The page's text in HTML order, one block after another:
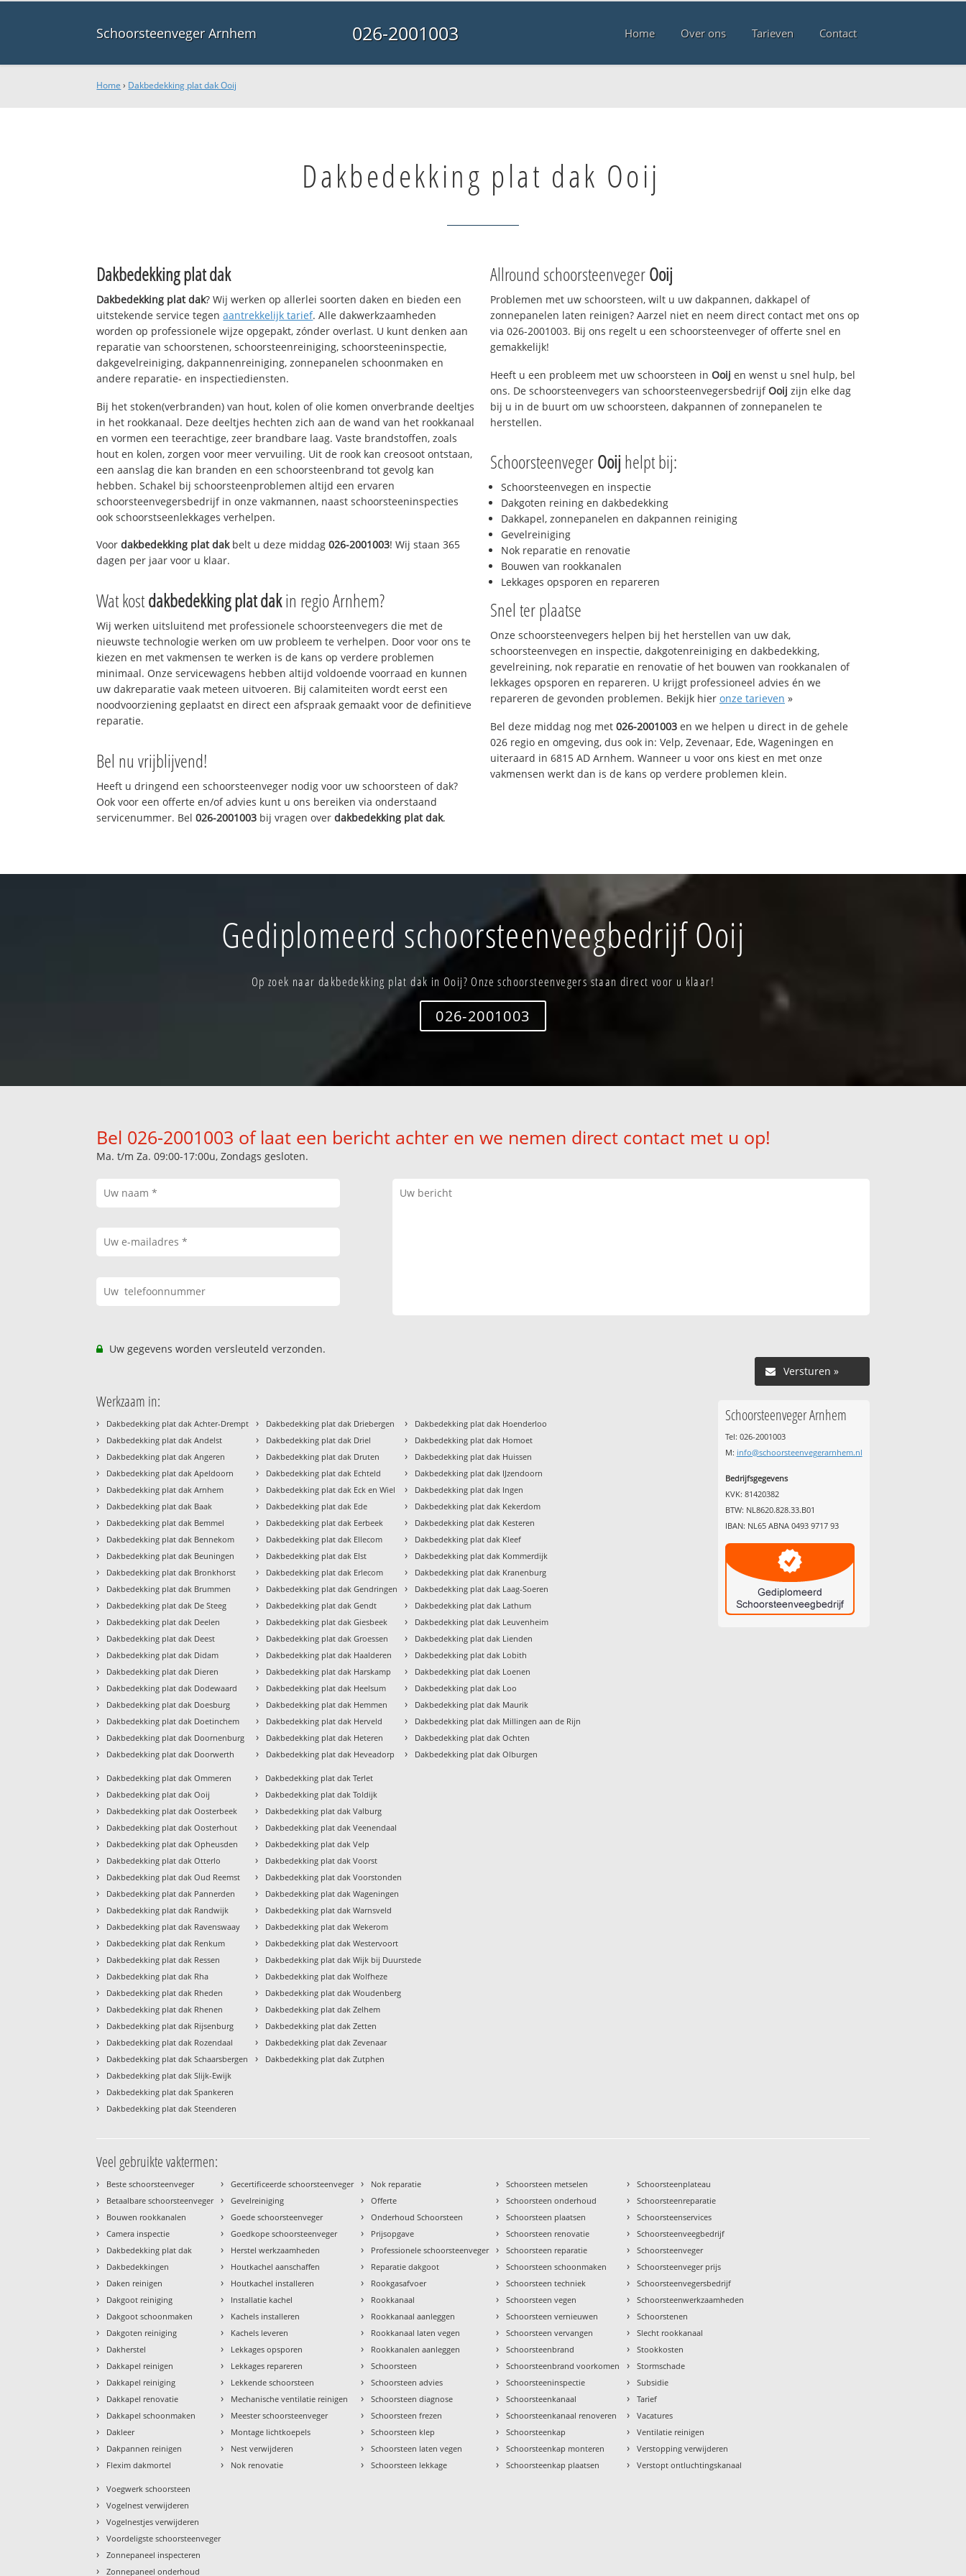
Schoorsteenveger Arnhem 026-2001003 Home Over ons Tarieven Contact
Home › Dakbedekking plat dak Ooij
Dakbedekking plat dak Ooij
Dakbedekking plat dak
Dakbedekking plat dak? Wij werken op allerlei soorten daken en bieden een
uitstekende service tegenaantrekkelijk tarief. Alle dakwerkzaamheden
worden op professionele wijze opgepakt, zónder overlast. U kunt denken aan
reparatie van schoorstenen, schoorsteenreiniging, schoorsteeninspectie,
dakgevelreiniging, dakpannenreiniging, zonnepanelen schoonmaken en
andere reparatie- en inspectiediensten.
Bij het stoken(verbranden) van hout, kolen of olie komen onverbrande deeltjes
in het rookkanaal. Deze deeltjes hechten zich aan de wand van het rookkanaal
en vormen een teerachtige, zeer brandbare laag. Vaste brandstoffen, zoals
hout en kolen, zorgen voor meer vervuiling. Uit de rook kan creosoot ontstaan,
een aanslag die kan branden en een schoorsteenbrand tot gevolg kan
hebben. Schakel bij schoorsteenproblemen altijd een ervaren
schoorsteenvegersbedrijf in onze vakmannen, naast schoorsteeninspecties
ook schoorstseenlekkages verhelpen.
Voordakbedekking plat dakbelt u deze middag026-2001003! Wij staan 365
dagen per jaar voor u klaar.
Wat kostdakbedekking plat dakin regio Arnhem?
Wij werken uitsluitend met professionele schoorsteenvegers die met de
nieuwste technologie werken om uw probleem te verhelpen. Door voor ons te
kiezen en met vakmensen te werken is de kans op verdere problemen
minimaal. Onze servicewagens hebben altijd voldoende voorraad en kunnen
uw dakreparatie vaak meteen uitvoeren. Bij calamiteiten wordt eerst een
noodvoorziening geplaatst en direct een afspraak gemaakt voor de definitieve
reparatie.
Bel nu vrijblijvend!
Heeft u dringend een schoorsteenveger nodig voor uw schoorsteen of dak?
Ook voor een offerte en/of advies kunt u ons bereiken via onderstaand
servicenummer. Bel026-2001003 bij vragen overdakbedekking plat dak.
Allround schoorsteenvegerOoij
Problemen met uw schoorsteen, wilt u uw dakpannen, dakkapel of
zonnepanelen laten reinigen? Aarzel niet en neem direct contact met ons op
via 026-2001003. Bij ons regelt u een schoorsteenveger of offerte snel en
gemakkelijk!
Heeft u een probleem met uw schoorsteen in Ooij en wenst u snel hulp, bel
ons. De schoorsteenvegers van schoorsteenvegersbedrijfOoij zijn elke dag
bij u in de buurt om uw schoorsteen, dakpannen of zonnepanelen te
herstellen.
SchoorsteenvegerOoijhelpt bij:
Schoorsteenvegen en inspectie
Dakgoten reining en dakbedekking
Dakkapel, zonnepanelen en dakpannen reiniging
Gevelreiniging
Nok reparatie en renovatie
Bouwen van rookkanalen
Lekkages opsporen en repareren
Snel ter plaatse
Onze schoorsteenvegers helpen bij het herstellen van uw dak,
schoorsteenvegen en inspectie, dakgotenreiniging en dakbedekking,
gevelreining, nok reparatie en renovatie of het bouwen van rookkanalen of
lekkages opsporen en repareren. U krijgt professioneel advies én we
repareren de gevonden problemen. Bekijk hier onze tarieven »
Bel deze middag nog met 026-2001003 en we helpen u direct in de gehele
026 regio en omgeving, dus ook in: Velp, Zevenaar, Ede, Wageningen en
uiteraard in 6815 AD Arnhem. Wanneer u voor ons kiest en met onze
vakmensen werkt dan is de kans op verdere problemen klein.
Gediplomeerd schoorsteenveegbedrijf Ooij
Op zoek naar dakbedekking plat dak in Ooij? Onze schoorsteenvegers staan direct voor u klaar!
026-2001003
Bel 026-2001003 of laat een bericht achter en we nemen direct contact met u op!
Ma. t/m Za. 09:00-17:00u, Zondags gesloten.
Uw gegevens worden versleuteld verzonden.
Versturen »
Werkzaam in:
› Dakbedekking plat dak Achter-Drempt
› Dakbedekking plat dak Andelst
› Dakbedekking plat dak Angeren
› Dakbedekking plat dak Apeldoorn
› Dakbedekking plat dak Arnhem
› Dakbedekking plat dak Baak
› Dakbedekking plat dak Bemmel
› Dakbedekking plat dak Bennekom
› Dakbedekking plat dak Beuningen
› Dakbedekking plat dak Bronkhorst
› Dakbedekking plat dak Brummen
› Dakbedekking plat dak De Steeg
› Dakbedekking plat dak Deelen
› Dakbedekking plat dak Deest
› Dakbedekking plat dak Didam
› Dakbedekking plat dak Dieren
› Dakbedekking plat dak Dodewaard
› Dakbedekking plat dak Doesburg
› Dakbedekking plat dak Doetinchem
› Dakbedekking plat dak Doornenburg
› Dakbedekking plat dak Doorwerth
› Dakbedekking plat dak Driebergen
› Dakbedekking plat dak Driel
› Dakbedekking plat dak Druten
› Dakbedekking plat dak Echteld
› Dakbedekking plat dak Eck en Wiel
› Dakbedekking plat dak Ede
› Dakbedekking plat dak Eerbeek
› Dakbedekking plat dak Ellecom
› Dakbedekking plat dak Elst
› Dakbedekking plat dak Erlecom
› Dakbedekking plat dak Gendringen
› Dakbedekking plat dak Gendt
› Dakbedekking plat dak Giesbeek
› Dakbedekking plat dak Groessen
› Dakbedekking plat dak Haalderen
› Dakbedekking plat dak Harskamp
› Dakbedekking plat dak Heelsum
› Dakbedekking plat dak Hemmen
› Dakbedekking plat dak Herveld
› Dakbedekking plat dak Heteren
› Dakbedekking plat dak Heveadorp
› Dakbedekking plat dak Hoenderloo
› Dakbedekking plat dak Homoet
› Dakbedekking plat dak Huissen
› Dakbedekking plat dak IJzendoorn
› Dakbedekking plat dak Ingen
› Dakbedekking plat dak Kekerdom
› Dakbedekking plat dak Kesteren
› Dakbedekking plat dak Kleef
› Dakbedekking plat dak Kommerdijk
› Dakbedekking plat dak Kranenburg
› Dakbedekking plat dak Laag-Soeren
› Dakbedekking plat dak Lathum
› Dakbedekking plat dak Leuvenheim
› Dakbedekking plat dak Lienden
› Dakbedekking plat dak Lobith
› Dakbedekking plat dak Loenen
› Dakbedekking plat dak Loo
› Dakbedekking plat dak Maurik
› Dakbedekking plat dak Millingen aan de Rijn
› Dakbedekking plat dak Ochten
› Dakbedekking plat dak Olburgen
› Dakbedekking plat dak Ommeren
› Dakbedekking plat dak Ooij
› Dakbedekking plat dak Oosterbeek
› Dakbedekking plat dak Oosterhout
› Dakbedekking plat dak Opheusden
› Dakbedekking plat dak Otterlo
› Dakbedekking plat dak Oud Reemst
› Dakbedekking plat dak Pannerden
› Dakbedekking plat dak Randwijk
› Dakbedekking plat dak Ravenswaay
› Dakbedekking plat dak Renkum
› Dakbedekking plat dak Ressen
› Dakbedekking plat dak Rha
› Dakbedekking plat dak Rheden
› Dakbedekking plat dak Rhenen
› Dakbedekking plat dak Rijsenburg
› Dakbedekking plat dak Rozendaal
› Dakbedekking plat dak Schaarsbergen
› Dakbedekking plat dak Slijk-Ewijk
› Dakbedekking plat dak Spankeren
› Dakbedekking plat dak Steenderen
› Dakbedekking plat dak Terlet
› Dakbedekking plat dak Toldijk
› Dakbedekking plat dak Valburg
› Dakbedekking plat dak Veenendaal
› Dakbedekking plat dak Velp
› Dakbedekking plat dak Voorst
› Dakbedekking plat dak Voorstonden
› Dakbedekking plat dak Wageningen
› Dakbedekking plat dak Warnsveld
› Dakbedekking plat dak Wekerom
› Dakbedekking plat dak Westervoort
› Dakbedekking plat dak Wijk bij Duurstede
› Dakbedekking plat dak Wolfheze
› Dakbedekking plat dak Woudenberg
› Dakbedekking plat dak Zelhem
› Dakbedekking plat dak Zetten
› Dakbedekking plat dak Zevenaar
› Dakbedekking plat dak Zutphen
Schoorsteenveger Arnhem
Tel: 026-2001003
M: info@schoorsteenvegerarnhem.nl
Bedrijfsgegevens
KVK: 81420382
BTW: NL8620.828.33.B01
IBAN: NL65 ABNA 0493 9717 93
Veel gebruikte vaktermen:
› Beste schoorsteenveger
› Betaalbare schoorsteenveger
› Bouwen rookkanalen
› Camera inspectie
› Dakbedekking plat dak
› Dakbedekkingen
› Daken reinigen
› Dakgoot reiniging
› Dakgoot schoonmaken
› Dakgoten reiniging
› Dakherstel
› Dakkapel reinigen
› Dakkapel reiniging
› Dakkapel renovatie
› Dakkapel schoonmaken
› Dakleer
› Dakpannen reinigen
› Flexim dakmortel
› Gecertificeerde schoorsteenveger
› Gevelreiniging
› Goede schoorsteenveger
› Goedkope schoorsteenveger
› Herstel werkzaamheden
› Houtkachel aanschaffen
› Houtkachel installeren
› Installatie kachel
› Kachels installeren
› Kachels leveren
› Lekkages opsporen
› Lekkages repareren
› Lekkende schoorsteen
› Mechanische ventilatie reinigen
› Meester schoorsteenveger
› Montage lichtkoepels
› Nest verwijderen
› Nok renovatie
› Nok reparatie
› Offerte
› Onderhoud Schoorsteen
› Prijsopgave
› Professionele schoorsteenveger
› Reparatie dakgoot
› Rookgasafvoer
› Rookkanaal
› Rookkanaal aanleggen
› Rookkanaal laten vegen
› Rookkanalen aanleggen
› Schoorsteen
› Schoorsteen advies
› Schoorsteen diagnose
› Schoorsteen frezen
› Schoorsteen klep
› Schoorsteen laten vegen
› Schoorsteen lekkage
› Schoorsteen metselen
› Schoorsteen onderhoud
› Schoorsteen plaatsen
› Schoorsteen renovatie
› Schoorsteen reparatie
› Schoorsteen schoonmaken
› Schoorsteen techniek
› Schoorsteen vegen
› Schoorsteen vernieuwen
› Schoorsteen vervangen
› Schoorsteenbrand
› Schoorsteenbrand voorkomen
› Schoorsteeninspectie
› Schoorsteenkanaal
› Schoorsteenkanaal renoveren
› Schoorsteenkap
› Schoorsteenkap monteren
› Schoorsteenkap plaatsen
› Schoorsteenplateau
› Schoorsteenreparatie
› Schoorsteenservices
› Schoorsteenveegbedrijf
› Schoorsteenveger
› Schoorsteenveger prijs
› Schoorsteenvegersbedrijf
› Schoorsteenwerkzaamheden
› Schoorstenen
› Slecht rookkanaal
› Stookkosten
› Stormschade
› Subsidie
› Tarief
› Vacatures
› Ventilatie reinigen
› Verstopping verwijderen
› Verstopt ontluchtingskanaal
› Voegwerk schoorsteen
› Vogelnest verwijderen
› Vogelnestjes verwijderen
› Voordeligste schoorsteenveger
› Zonnepaneel inspecteren
› Zonnepaneel onderhoud